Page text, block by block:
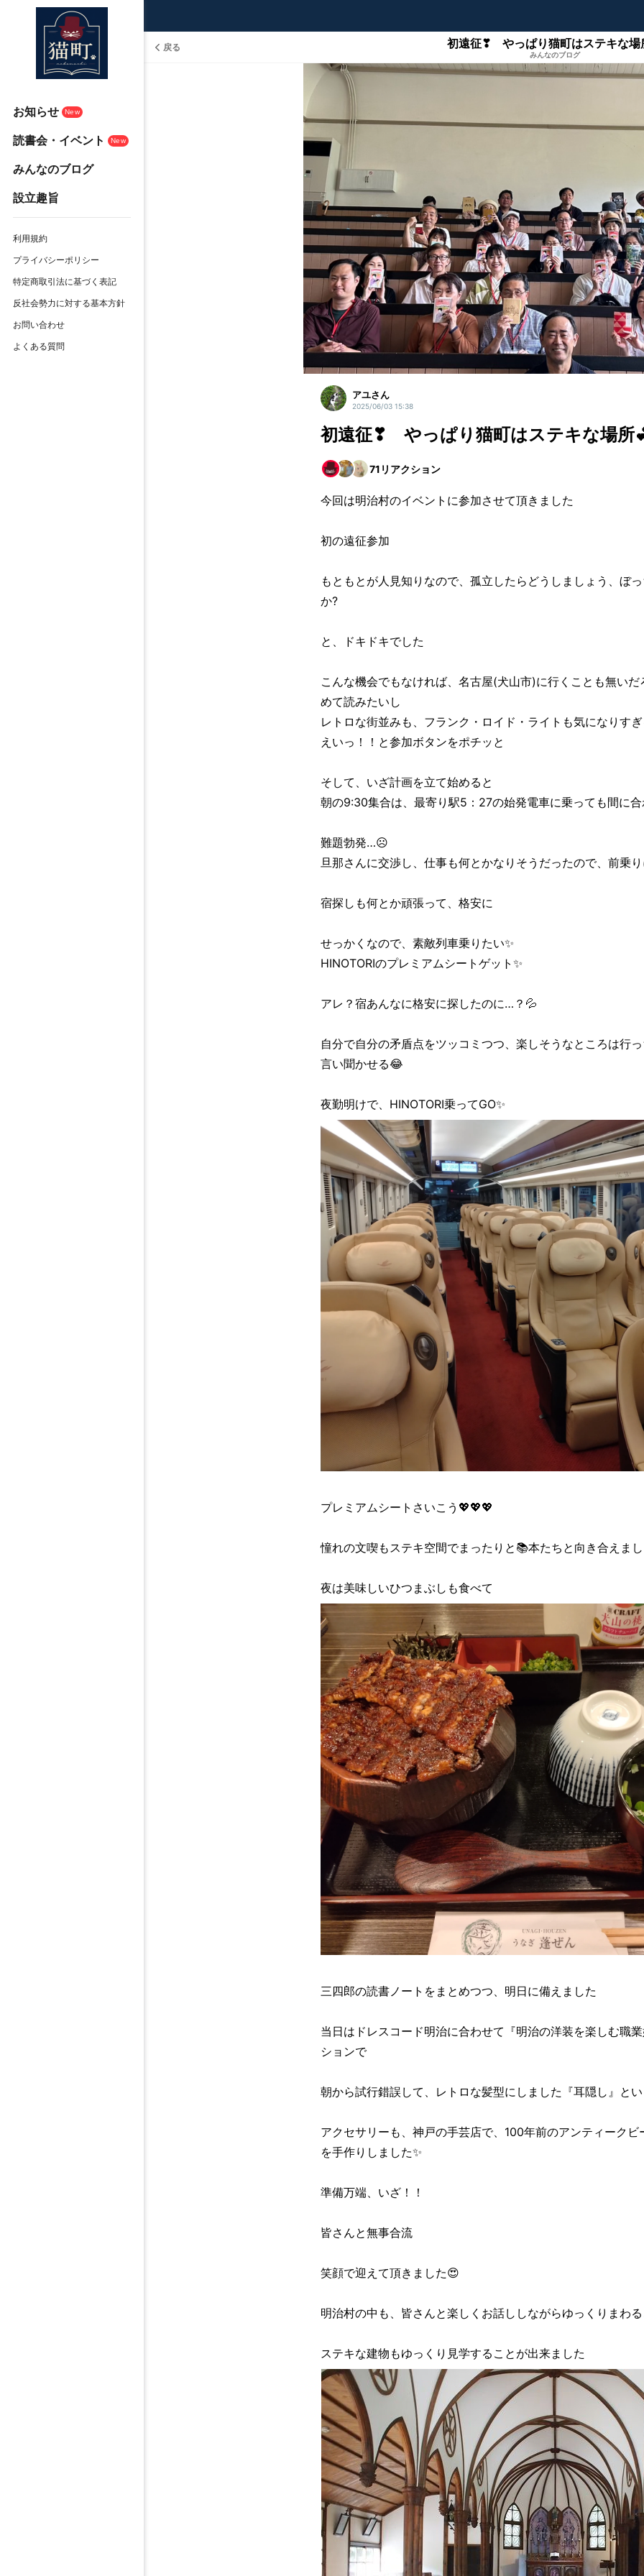
お知らせ New
読書会・イベント New
みんなのブログ
設立趣旨
利用規約
プライバシーポリシー
特定商取引法に基づく表記
反社会勢力に対する基本方針
お問い合わせ
よくある質問
戻る 初遠征❣ やっぱり猫町はステキな場
みんなのブログ
アユさん
2025/06/03 15:38
初遠征❣ やっぱり猫町はステキな場所
71 リアクション
今回は明治村のイベントに参加させて頂きました
初の遠征参加
もともとが人見知りなので、孤立したらどうしましょう、ぼ
か?
と、ドキドキでした
こんな機会でもなければ、名古屋(犬山市)に行くことも無い
めて読みたいし
レトロな街並みも、フランク・ロイド・ライトも気になりす
えいっ！！と参加ボタンをポチッと
そして、いざ計画を立て始めると
朝の9:30集合は、最寄り駅5：27の始発電車に乗っても間に
難題勃発…☹️
旦那さんに交渉し、仕事も何とかなりそうだったので、前乗
宿探しも何とか頑張って、格安に
せっかくなので、素敵列車乗りたい✨
HINOTORIのプレミアムシートゲット✨
アレ？宿あんなに格安に探したのに…？💦
自分で自分の矛盾点をツッコミつつ、楽しそうなところは行
言い聞かせる😂
夜勤明けで、HINOTORI乗ってGO✨
プレミアムシートさいこう💖💖💖
憧れの文喫もステキ空間でまったりと📚️本たちと向き合えま
夜は美味しいひつまぶしも食べて
三四郎の読書ノートをまとめつつ、明日に備えました
当日はドレスコード明治に合わせて『明治の洋装を楽しむ職
ションで
朝から試行錯誤して、レトロな髪型にしました『耳隠し』と
アクセサリーも、神戸の手芸店で、100年前のアンティーク
を手作りしました✨
準備万端、いざ！！
皆さんと無事合流
笑顔で迎えて頂きました😍
明治村の中も、皆さんと楽しくお話ししながらゆっくりまわ
ステキな建物もゆっくり見学することが出来ました